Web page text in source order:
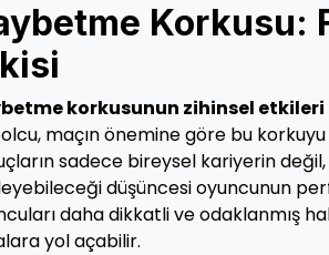
Korkusu:
korkusunun zihinsel etkileri
maçın önemine göre bu
sadece bireysel kariyerin
düşüncesi oyuncunun
daha dikkatli ve odaklanmış
yol açabilir.